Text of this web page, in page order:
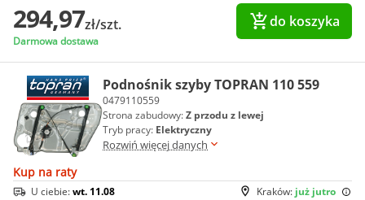
294,97zł/szt.
Darmowa dostawa
do koszyka
Podnośnik szyby TOPRAN 110 559
0479110559
Strona zabudowy:Z przodu z lewej
Tryb pracy: Elektryczny
Rozwiń więcej danych
Kup na raty
Kraków: już jutro
U ciebie:wt. 11.08